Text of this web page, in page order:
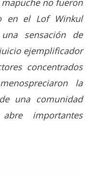
no fueron
en el Lof Winkul
sensación de
ejemplificador
concentrados
la
una comunidad
importantes